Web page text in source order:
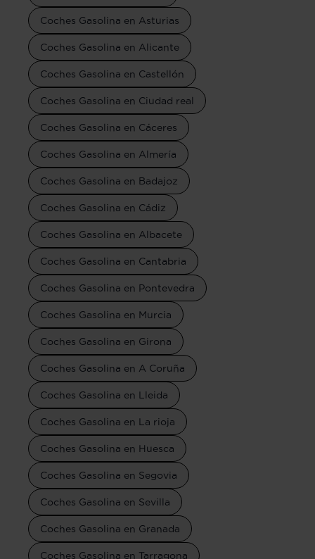
Coches Gasolina en Asturias
Coches Gasolina en Alicante
Coches Gasolina en Castellón
Coches Gasolina en Ciudad real
Coches Gasolina en Cáceres
Coches Gasolina en Almería
Coches Gasolina en Badajoz
Coches Gasolina en Cádiz
Coches Gasolina en Albacete
Coches Gasolina en Cantabria
Coches Gasolina en Pontevedra
Coches Gasolina en Murcia
Coches Gasolina en Girona
Coches Gasolina en A Coruña
Coches Gasolina en Lleida
Coches Gasolina en La rioja
Coches Gasolina en Huesca
Coches Gasolina en Segovia
Coches Gasolina en Sevilla
Coches Gasolina en Granada
Coches Gasolina en Tarragona